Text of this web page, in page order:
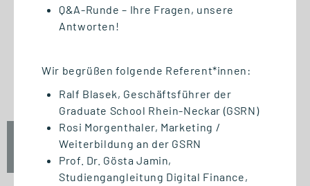
Business Innovation
Fr., 25. September 2026
09:00 Uhr
Q&A-Runde – Ihre Fragen, unsere
Antworten!
Wir begrüßen folgende Referent*innen:
Ralf Blasek, Geschäftsführer der
Graduate School Rhein-Neckar (GSRN)
Rosi Morgenthaler, Marketing /
Weiterbildung an der GSRN
Prof. Dr. Gösta Jamin,
Studiengangleitung Digital Finance,